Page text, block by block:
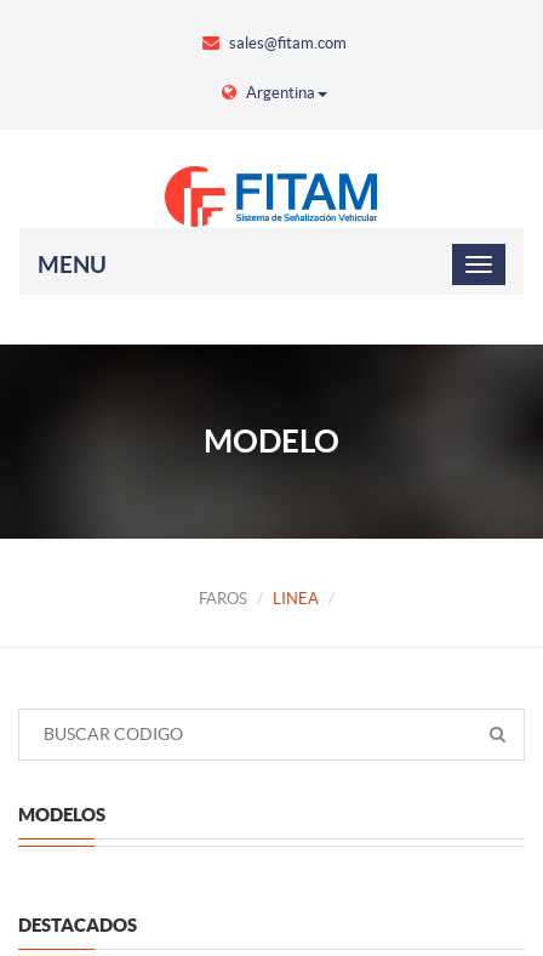
sales@fitam.com
Argentina
MENU
MODELO
FAROS LINEA
MODELOS
DESTACADOS